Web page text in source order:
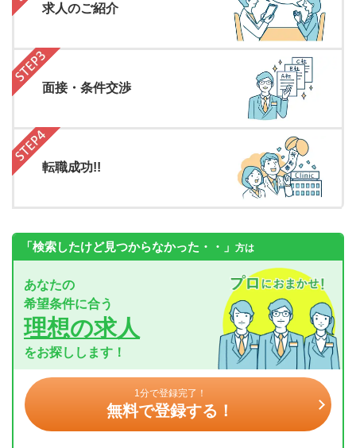
求人のご紹介
面接・条件交渉
転職成功!!
「検索したけど見つからなかった・・」 方は
あなたの
希望条件に合う
理想の求人
をお探しします！
1分で登録完了！
無料で登録する！